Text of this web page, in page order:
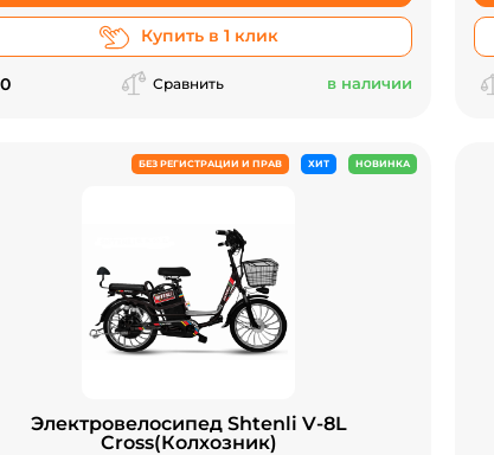
Купить в 1 клик
Сравнить в наличии
БЕЗ РЕГИСТРАЦИИ И ПРАВ ХИТ НОВИНКА
Электровелосипед Shtenli V-8L
Cross(Колхозник)